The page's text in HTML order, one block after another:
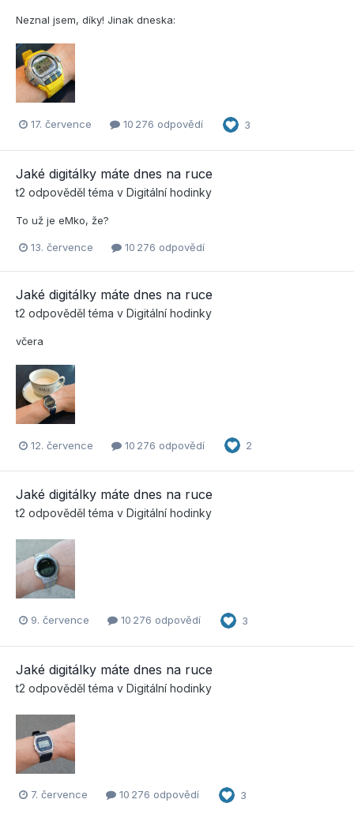
Neznal jsem, díky! Jinak dneska:
17. července 10 276 odpovědí 3
Jaké digitálky máte dnes na ruce
t2 odpověděl téma v Digitální hodinky
To už je eMko, že?
13. července 10 276 odpovědí
Jaké digitálky máte dnes na ruce
t2 odpověděl téma v Digitální hodinky
včera
12. července 10 276 odpovědí 2
Jaké digitálky máte dnes na ruce
t2 odpověděl téma v Digitální hodinky
9. července 10 276 odpovědí 3
Jaké digitálky máte dnes na ruce
t2 odpověděl téma v Digitální hodinky
7. července 10 276 odpovědí 3